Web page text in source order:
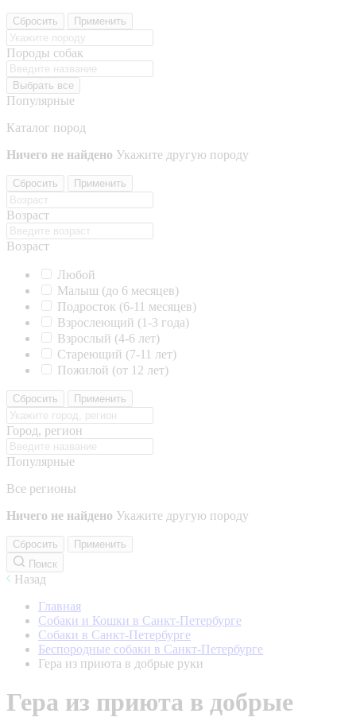
Сбросить Применить
Породы собак
Выбрать все
Популярные
Каталог пород
Ничего не найдено Укажите другую породу
Сбросить Применить
Возраст
Возраст
Любой
Малыш (до 6 месяцев)
Подросток (6-11 месяцев)
Взрослеющий (1-3 года)
Взрослый (4-6 лет)
Стареющий (7-11 лет)
Пожилой (от 12 лет)
Сбросить Применить
Город, регион
Популярные
Все регионы
Ничего не найдено Укажите другую породу
Сбросить
Применить
Поиск
Назад
Главная
Собаки и Кошки в Санкт-Петербурге
Собаки в Санкт-Петербурге
Беспородные собаки в Санкт-Петербурге
Гера из приюта в добрые руки
Гера из приюта в добрые